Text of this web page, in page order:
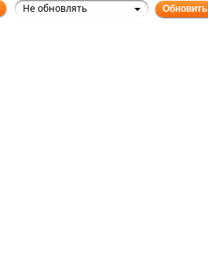
Не обновлять Обновить